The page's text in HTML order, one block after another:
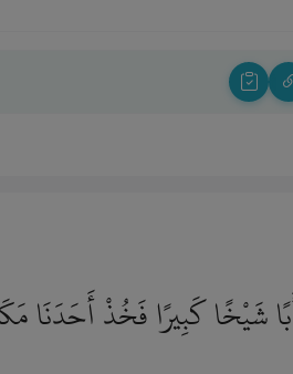
أَبًا شَيْخًا كَبِيرًا فَخُذْ